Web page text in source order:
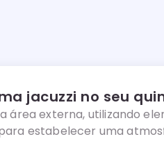
jacuzzi no seu
área externa, utilizando
estabelecer uma